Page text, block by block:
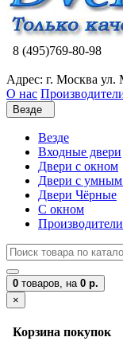
8 (495)769-80-98
Адрес: г. Москва ул.
О нас
Везде
Везде
Входные двери
Двери с окном
Двери с умным
Двери Чёрные
C окном
Производители
0 товаров, на 0 р.
×
Корзина покупок